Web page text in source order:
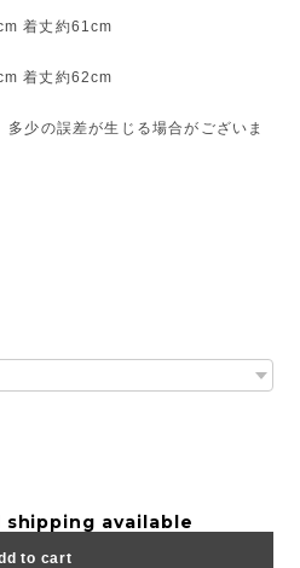
着丈約61cm
着丈約62cm
少の誤差が生じる場合がございま
available
to cart